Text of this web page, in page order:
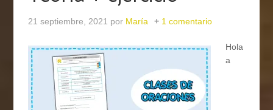
21 septiembre, 2021 por María 1 comentario
Hola
a